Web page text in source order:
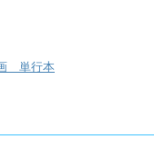
単行本